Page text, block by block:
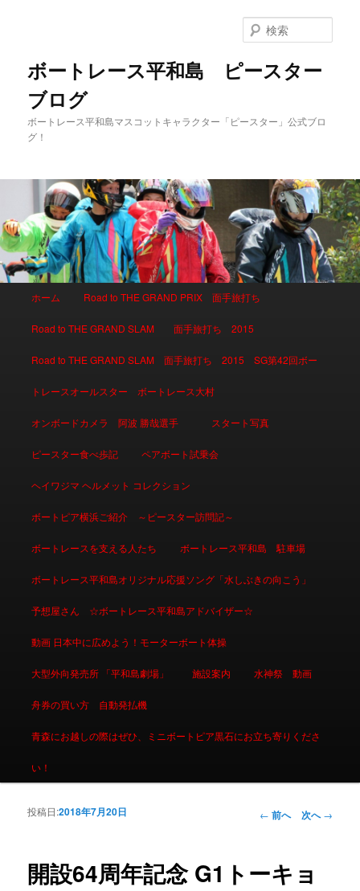
ボートレース平和島 ピースター
ブログ
ボートレース平和島マスコットキャラクター「ピースター」公式ブロ
グ！
索
メインコンテンツへ移動
サブコンテンツへ移動
ホーム Road to THE GRAND PRIX 面手旅打ち
Road to THE GRAND SLAM 面手旅打ち 2015
Road to THE GRAND SLAM 面手旅打ち 2015 SG第42回ボー
トレースオールスター ボートレース大村
オンボードカメラ 阿波 勝哉選手 スタート写真
ピースター食べ歩記 ペアボート試乗会
ヘイワジマ ヘルメット コレクション
ボートピア横浜ご紹介 ～ピースター訪問記～
ボートレースを支える人たち ボートレース平和島 駐車場
ボートレース平和島オリジナル応援ソング「水しぶきの向こう」
予想屋さん ☆ボートレース平和島アドバイザー☆
動画 日本中に広めよう！モーターボート体操
大型外向発売所 「平和島劇場」 施設案内 水神祭 動画
舟券の買い方 自動発払機
青森にお越しの際はぜひ、ミニボートピア黒石にお立ち寄りくださ
い！
投稿ナビゲーシ
← 前へ 次へ→
開設64周年記念 G1トーキョ
投稿日:2018年7月20日